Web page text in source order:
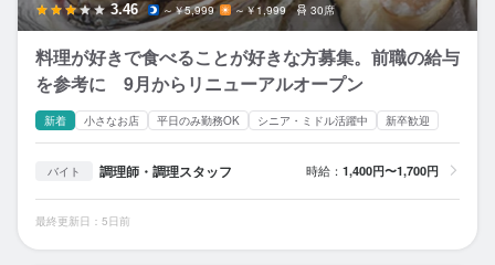
3.46 ～￥5,999 ～￥1,999 30席
料理が好きで食べることが好きな方募集。前職の給与
を参考に 9月からリニューアルオープン
新着 小さなお店 平日のみ勤務OK シニア・ミドル活躍中 新卒歓迎
バイト 調理師・調理スタッフ 時給： 1,400円〜1,700円
最終更新日：5日前